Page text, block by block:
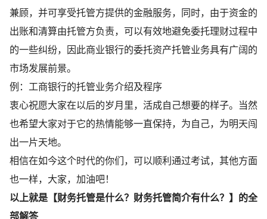
兼顾，并可享受托管方提供的金融服务，同时，由于资金的
出账和清算由托管方负责，可以有效地避免委托理财过程中
的一些纠纷，因此商业银行的委托资产托管业务具有广阔的
市场发展前景。
例：工商银行的托管业务介绍及程序
衷心祝愿大家在以后的岁月里，活成自己想要的样子。当然
也希望大家对于它的热情能够一直保持，为自己，为明天闯
出一片天地。
相信在如今这个时代的你们，可以顺利通过考试，其他方面
也一样，大家，加油吧！
以上就是【财务托管是什么？财务托管简介有什么？】的全
部解答